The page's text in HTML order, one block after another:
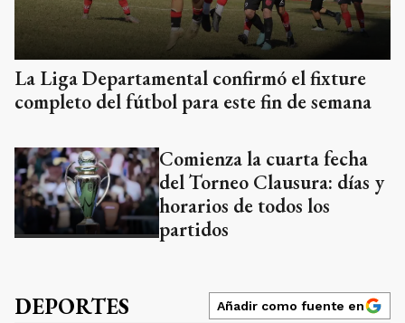
La Liga Departamental confirmó el fixture
completo del fútbol para este fin de semana
Comienza la cuarta fecha
del Torneo Clausura: días y
horarios de todos los
partidos
DEPORTES Añadir como fuente en